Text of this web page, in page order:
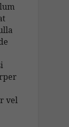
vel